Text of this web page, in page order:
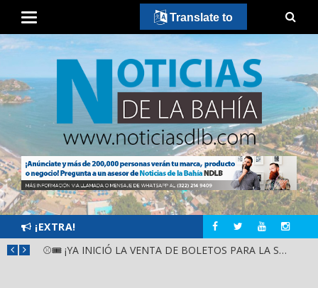
¡EXTRA!
⚾🎟️ ¡YA INICIÓ LA VENTA DE BOLETOS PARA LA SERIE DEL CARIBE KIDS NAYARIT 2026!
Translate to